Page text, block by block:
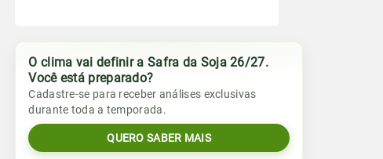
O clima vai definir a Safra da Soja 26/27.
Você está preparado?
Cadastre-se para receber análises exclusivas
durante toda a temporada.
QUERO SABER MAIS